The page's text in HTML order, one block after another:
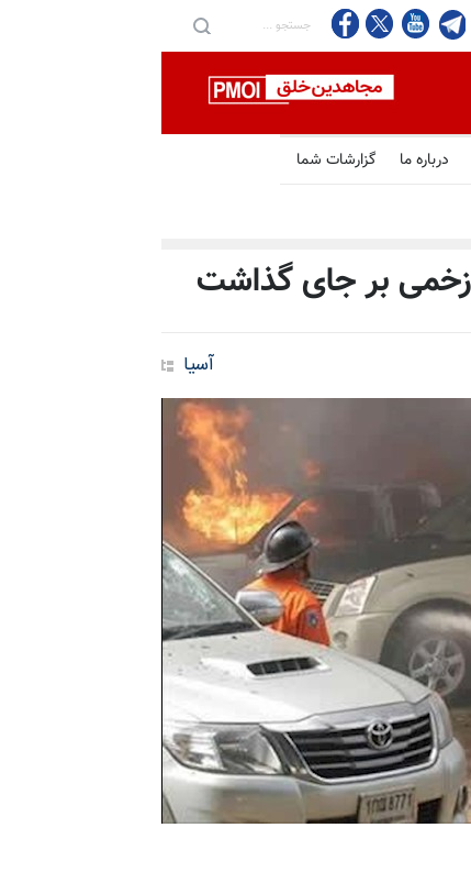
درباره ما گزارشات شما
آسیا